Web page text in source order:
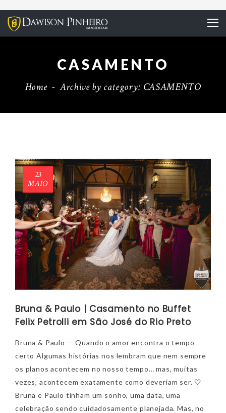
CASAMENTO
Home - Archive by category: CASAMENTO
23
MAIO
Bruna & Paulo | Casamento no Buffet
Felix Petrolli em São José do Rio Preto
Bruna & Paulo — Quando o amor encontra o tempo
certo Algumas histórias nos lembram que nem sempre
os planos acontecem no nosso tempo… mas, muitas
vezes, acontecem exatamente como deveriam ser. 🤍
Bruna e Paulo tinham um sonho, uma data, uma
celebração sendo cuidadosamente planejada. Mas, no